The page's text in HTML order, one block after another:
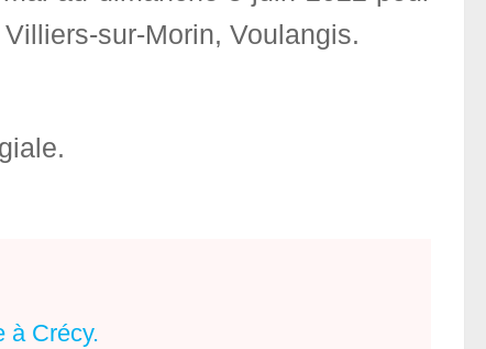
sur-Morin, Voulangis.
à Crécy.